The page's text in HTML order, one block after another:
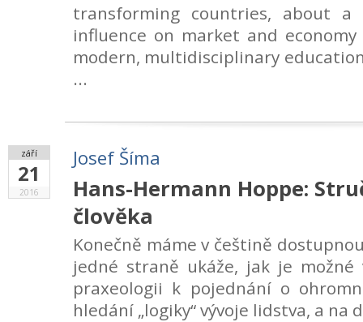
transforming countries, about
influence on market and
modern, multidisciplinary
...
září
21
2016
Josef Šíma
Hans-Hermann Hoppe:
člověka
Konečně máme v češtině
jedné straně ukáže, jak je možné
praxeologii k pojednání o
hledání „logiky“ vývoje lidstva, a na